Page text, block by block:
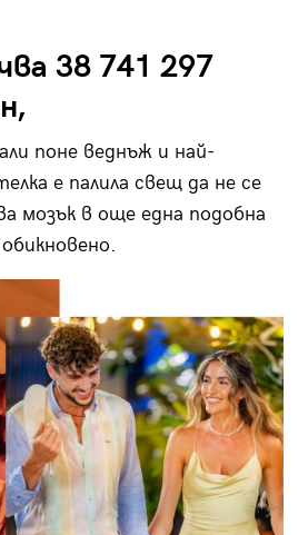
38 741 297
поне веднъж и най-
е палила свещ да не се
мозък в още една подобна